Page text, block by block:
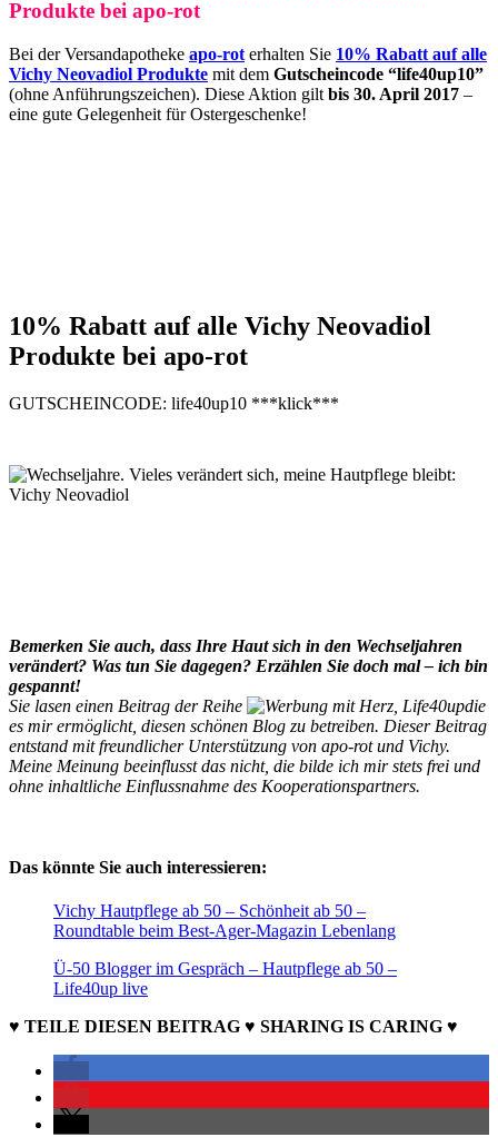
Produkte bei apo-rot
Bei der Versandapotheke apo-rot erhalten Sie 10% Rabatt auf alle
Vichy Neovadiol Produkte mit dem Gutscheincode “life40up10”
(ohne Anführungszeichen). Diese Aktion gilt bis 30. April 2017 –
eine gute Gelegenheit für Ostergeschenke!
10% Rabatt auf alle Vichy Neovadiol
Produkte bei apo-rot
GUTSCHEINCODE: life40up10 ***klick***
Bemerken Sie auch, dass Ihre Haut sich in den Wechseljahren
verändert? Was tun Sie dagegen? Erzählen Sie doch mal – ich bin
gespannt!
Sie lasen einen Beitrag der Reihe
die
es mir ermöglicht, diesen schönen Blog zu betreiben. Dieser Beitrag
entstand mit freundlicher Unterstützung von apo-rot und Vichy.
Meine Meinung beeinflusst das nicht, die bilde ich mir stets frei und
ohne inhaltliche Einflussnahme des Kooperationspartners.
Das könnte Sie auch interessieren:
Vichy Hautpflege ab 50 – Schönheit ab 50 –
Roundtable beim Best-Ager-Magazin Lebenlang
Ü-50 Blogger im Gespräch – Hautpflege ab 50 –
Life40up live
♥ TEILE DIESEN BEITRAG ♥ SHARING IS CARING ♥